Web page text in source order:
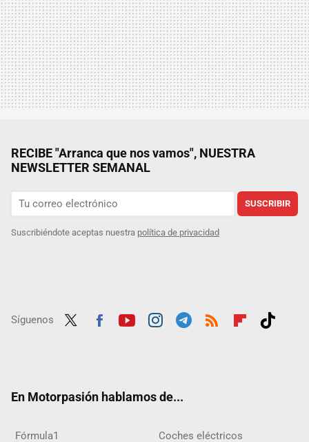
RECIBE "Arranca que nos vamos", NUESTRA
NEWSLETTER SEMANAL
SUSCRIBIR
Suscribiéndote aceptas nuestra política de privacidad
Síguenos
En Motorpasión hablamos de...
Fórmula1 Coches eléctricos